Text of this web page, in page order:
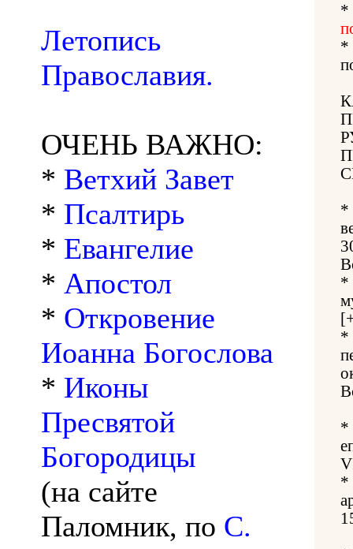
Летопись
Православия.
ОЧЕНЬ ВАЖНО:
* Ветхий Завет
* Псалтирь
* Евангелие
* Апостол
* Откровение
Иоанна Богослова
* Иконы
Пресвятой
Богородицы
(на сайте
Паломник, по С.
*
*
*
*
*
*
*